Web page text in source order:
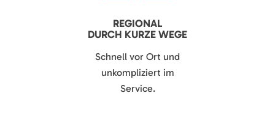
REGIONAL
DURCH KURZE WEGE
Schnell vor Ort und
unkompliziert im
Service.